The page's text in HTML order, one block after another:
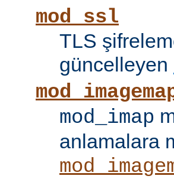
mod_ssl
TLS
güncelleyen
mod_imap
anlamalara